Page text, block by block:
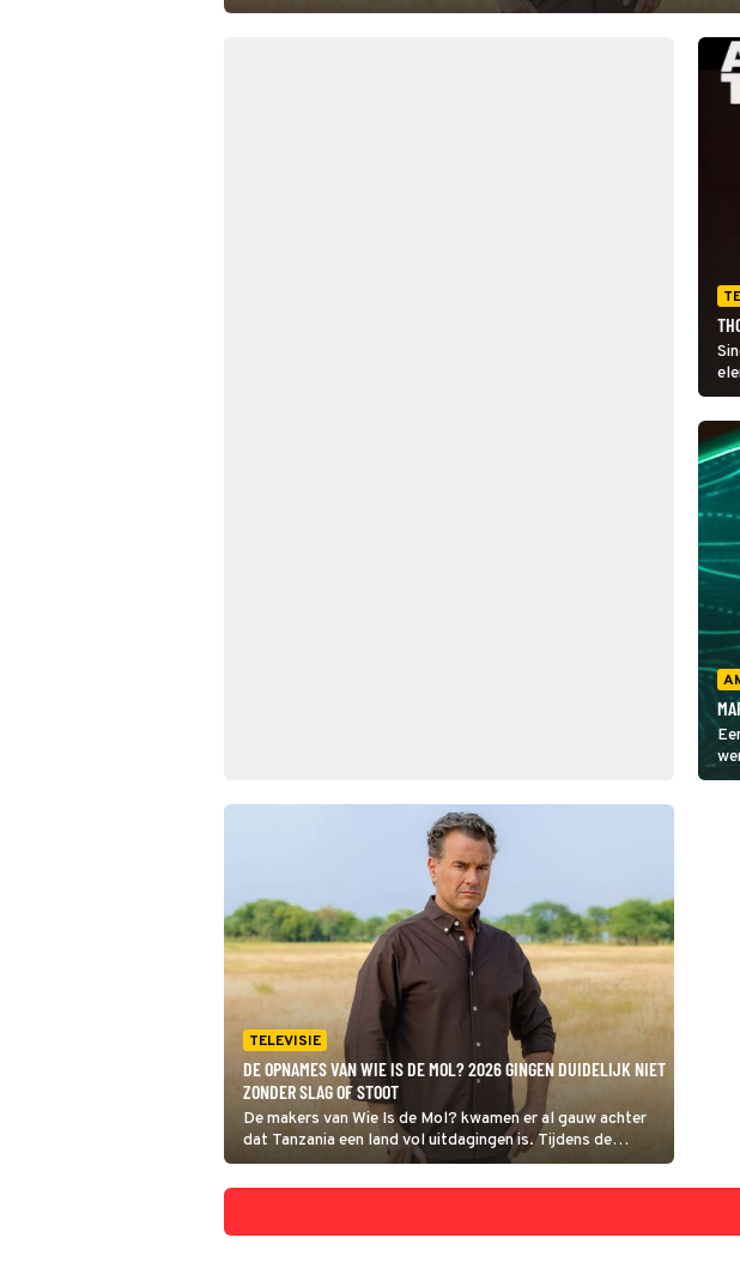
rechte eind hebben, wordt volgende week bekend.
TELEVISIE
DE OPNAMES VAN WIE IS DE MOL? 2026 GINGEN DUIDELIJK NIET
ZONDER SLAG OF STOOT
De makers van Wie Is de Mol? kwamen er al gauw achter
dat Tanzania een land vol uitdagingen is. Tijdens de
opnames in het gastland van dit seizoen viel meerdere
keren de stroom uit en maakte de crew nachtelijke ritten in